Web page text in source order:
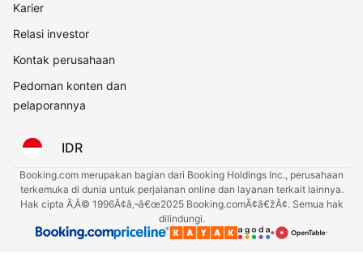
Karier
Relasi investor
Kontak perusahaan
Pedoman konten dan
pelaporannya
IDR
Booking.com merupakan bagian dari Booking Holdings Inc., perusahaan
terkemuka di dunia untuk perjalanan online dan layanan terkait lainnya.
Hak cipta Ã‚Â© 1996Ã¢â‚¬â€œ2025 Booking.comÃ¢â€žÂ¢. Semua hak
dilindungi.